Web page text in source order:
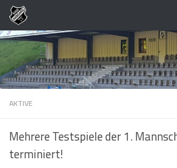
Zum Inhalt springen
AKTIVE
Mehrere Testspiele der 1.
terminiert!